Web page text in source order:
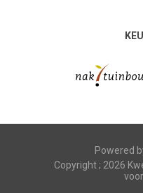
Powered
Copyright ; 2026